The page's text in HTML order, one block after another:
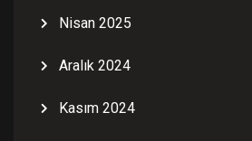
Nisan 2025
Aralık 2024
Kasım 2024